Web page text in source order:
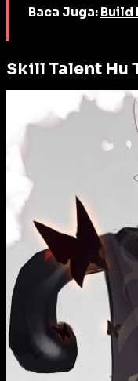
Baca Juga: Build
Skill Talent Hu